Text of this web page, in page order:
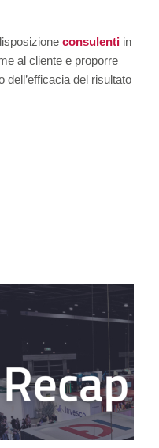
consulenti in
al cliente e proporre
del risultato